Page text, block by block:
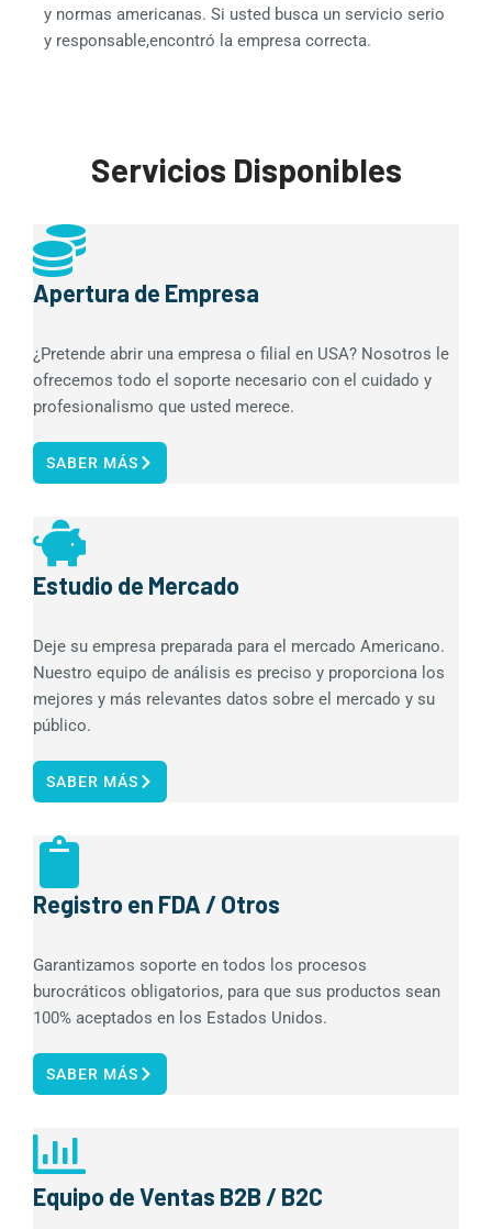
y normas americanas. Si usted busca un servicio serio
y responsable,encontró la empresa correcta.
Servicios Disponibles
Apertura de Empresa
¿Pretende abrir una empresa o filial en USA? Nosotros le
ofrecemos todo el soporte necesario con el cuidado y
profesionalismo que usted merece.
SABER MÁS
Estudio de Mercado
Deje su empresa preparada para el mercado Americano.
Nuestro equipo de análisis es preciso y proporciona los
mejores y más relevantes datos sobre el mercado y su
público.
SABER MÁS
Registro en FDA / Otros
Garantizamos soporte en todos los procesos
burocráticos obligatorios, para que sus productos sean
100% aceptados en los Estados Unidos.
SABER MÁS
Equipo de Ventas B2B / B2C